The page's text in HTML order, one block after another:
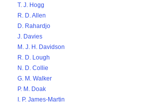
T. J. Hogg
R. D. Allen
D. Rahardjo
J. Davies
M. J. H. Davidson
R. D. Lough
N. D. Collie
G. M. Walker
P. M. Doak
I. P. James-Martin